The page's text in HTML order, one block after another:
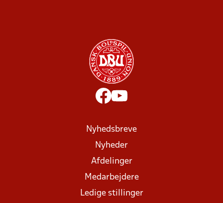
Nyhedsbreve
Nyheder
Afdelinger
Medarbejdere
Ledige stillinger